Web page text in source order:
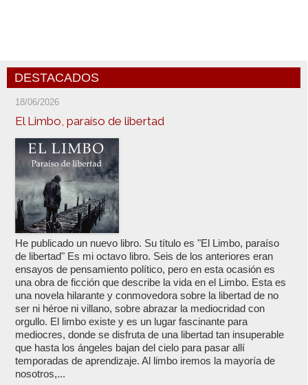
DESTACADOS
18/06/2026
El Limbo, paraíso de libertad
He publicado un nuevo libro. Su título es "El Limbo, paraíso
de libertad" Es mi octavo libro. Seis de los anteriores eran
ensayos de pensamiento político, pero en esta ocasión es
una obra de ficción que describe la vida en el Limbo. Esta es
una novela hilarante y conmovedora sobre la libertad de no
ser ni héroe ni villano, sobre abrazar la mediocridad con
orgullo. El limbo existe y es un lugar fascinante para
mediocres, donde se disfruta de una libertad tan insuperable
que hasta los ángeles bajan del cielo para pasar allí
temporadas de aprendizaje. Al limbo iremos la mayoría de
nosotros,...